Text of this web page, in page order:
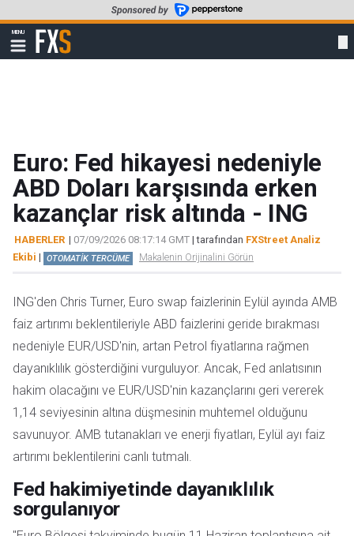
to
main
content
MENU
Show
navigation
FXStreet
Euro: Fed hikayesi nedeniyle
ABD Doları karşısında erken
kazançlar risk altında - ING
HABERLER | 07/09/2026 08:17:14 GMT | tarafından FXStreet Analiz
Ekibi | OTOMATİK TERCÜME Makalenin Orijinalini Görün
ING'den Chris Turner, Euro swap faizlerinin Eylül ayında AMB
faiz artırımı beklentileriyle ABD faizlerini geride bırakması
nedeniyle EUR/USD'nin, artan Petrol fiyatlarına rağmen
dayanıklılık gösterdiğini vurguluyor. Ancak, Fed anlatısının
hakim olacağını ve EUR/USD'nin kazançlarını geri vererek
1,14 seviyesinin altına düşmesinin muhtemel olduğunu
savunuyor. AMB tutanakları ve enerji fiyatları, Eylül ayı faiz
artırımı beklentilerini canlı tutmalı.
Fed hakimiyetinde dayanıklılık
sorgulanıyor